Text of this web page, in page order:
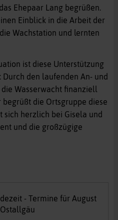
Ehepaar Lang begrüßen.
Einblick in die Arbeit der
Wachstation und lernten
ist diese Unterstützung
den laufenden An- und
Wasserwacht finanziell
die Ortsgruppe diese
herzlich bei Gisela und
und die großzügige
- Termine für August